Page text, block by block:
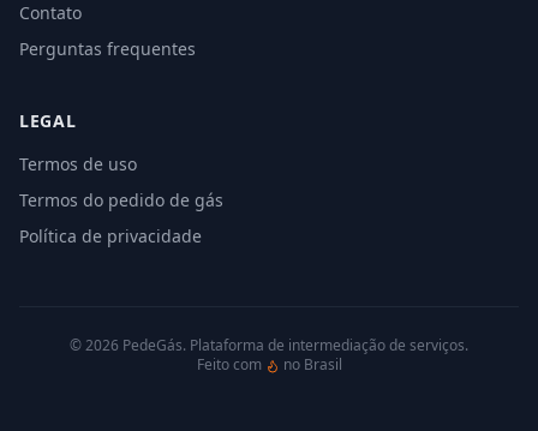
Contato
Perguntas frequentes
LEGAL
Termos de uso
Termos do pedido de gás
Política de privacidade
©2026 PedeGás. Plataforma de intermediação de serviços.
Feito com
no Brasil